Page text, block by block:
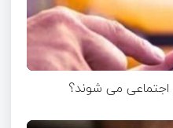
اجتماعی می شوند؟